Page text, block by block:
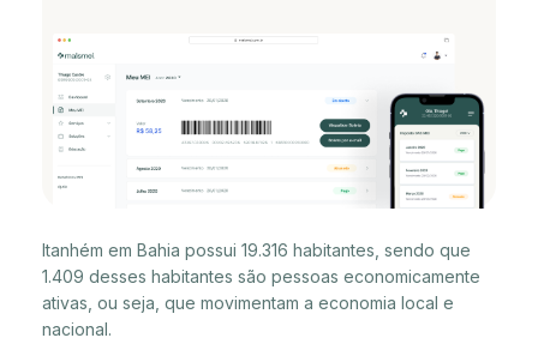
Itanhém em Bahia possui 19.316 habitantes, sendo que
1.409 desses habitantes são pessoas economicamente
ativas, ou seja, que movimentam a economia local e
nacional.